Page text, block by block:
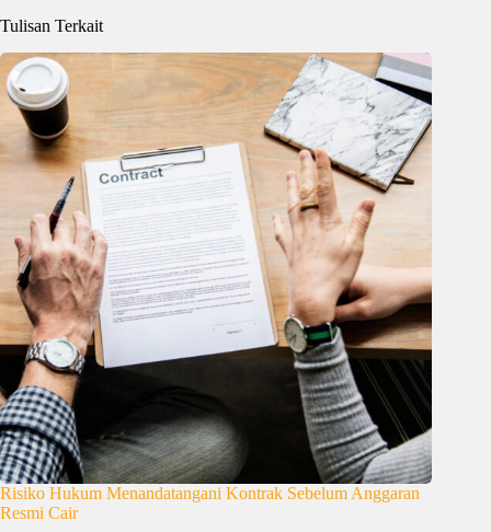
Tulisan Terkait
Risiko Hukum Menandatangani Kontrak Sebelum Anggaran
Resmi Cair